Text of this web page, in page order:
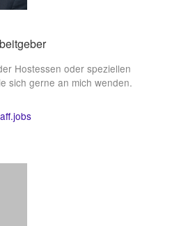
Hostessen oder speziellen
sich gerne an mich wenden.